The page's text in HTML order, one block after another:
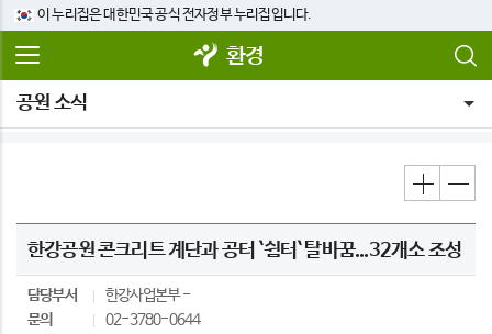
이 누리집은 대한민국 공식 전자정부 누리집입니다.
환경
공원 소식
한강공원 콘크리트 계단과 공터 `쉼터` 탈바꿈...32개소 조성
담당부서
한강사업본부
문의
02-3780-0644